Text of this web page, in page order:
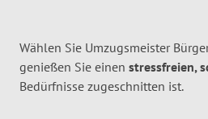
Wählen Sie Umzugsmeister
genießen Sie einen stressfreien,
Bedürfnisse zugeschnitten ist.